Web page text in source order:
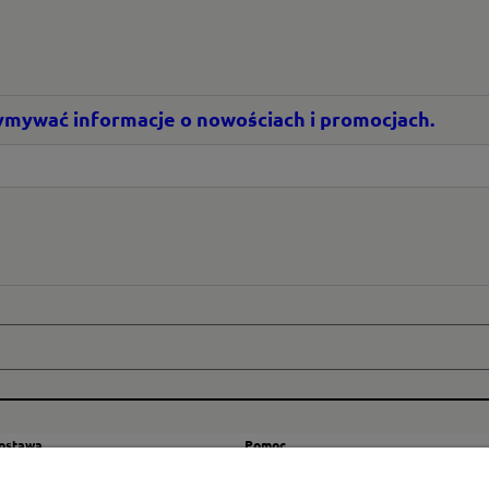
informacje o nowościach i promocjach.
Pomoc